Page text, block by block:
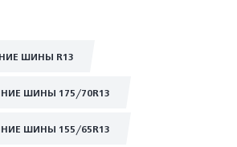
ШИНЫ R13
ШИНЫ 175/70R13
ШИНЫ 155/65R13